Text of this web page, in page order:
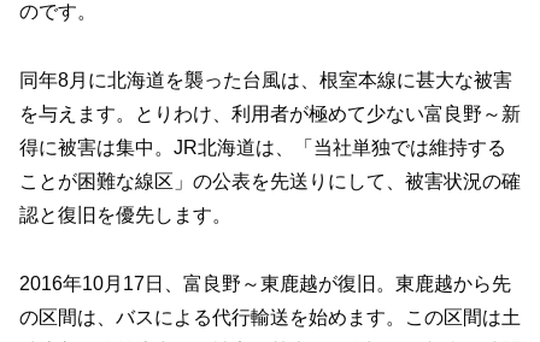
のです。
同年8月に北海道を襲った台風は、根室本線に甚大な被害
を与えます。とりわけ、利用者が極めて少ない富良野～新
得に被害は集中。JR北海道は、「当社単独では維持する
ことが困難な線区」の公表を先送りにして、被害状況の確
認と復旧を優先します。
2016年10月17日、富良野～東鹿越が復旧。東鹿越から先
の区間は、バスによる代行輸送を始めます。この区間は土